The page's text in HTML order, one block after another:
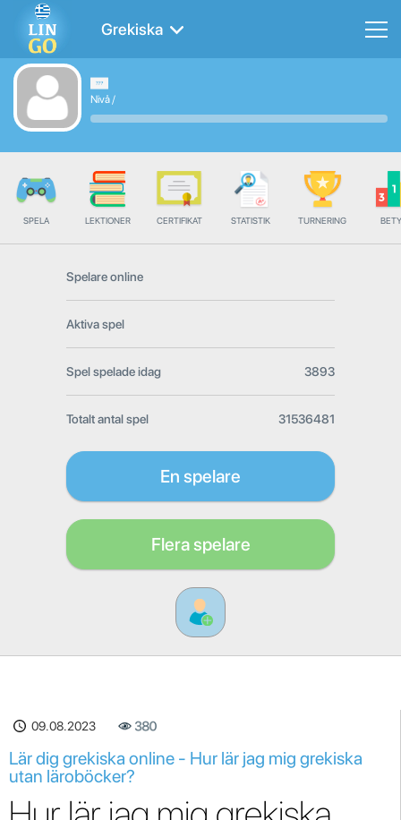
Grekiska
Nivå/
SPELA LEKTIONER CERTIFIKAT STATISTIK TURNERING
Spelare online
Aktiva spel
Spel spelade idag 3893
Totalt antal spel 31536481
En spelare
Flera spelare
09.08.2023 380
Lär dig grekiska online - Hur lär jag mig grekiska
utan läroböcker?